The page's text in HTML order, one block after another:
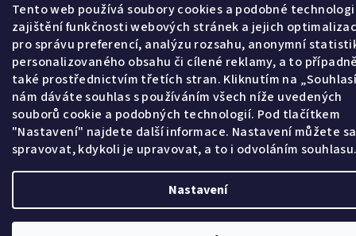
Tento web používá soubory cookies a podobné
zajištění funkčnosti webových stránek a jejich
pro správu preferencí, analýzu rozsahu, anonymní
personalizovaného obsahu či cílené reklamy, a to
také prostřednictvím třetích stran. Kliknutím na
nám dáváte souhlas s používáním všech níže uvedených
souborů cookie a podobných technologií. Pod tlačítkem
"Nastavení" najdete další informace. Nastavení můžete
spravovat, kdykoli je upravovat, a to i odvoláním
Nastavení